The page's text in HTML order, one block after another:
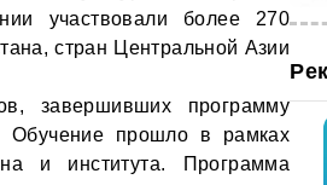
участвовали более 270
стран Центральной Азии
завершивших программу
Обучение прошло в рамках
и института. Программа